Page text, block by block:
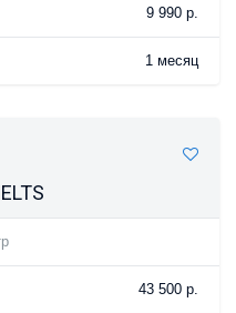
9 990 р.
1 месяц
43 500 р.